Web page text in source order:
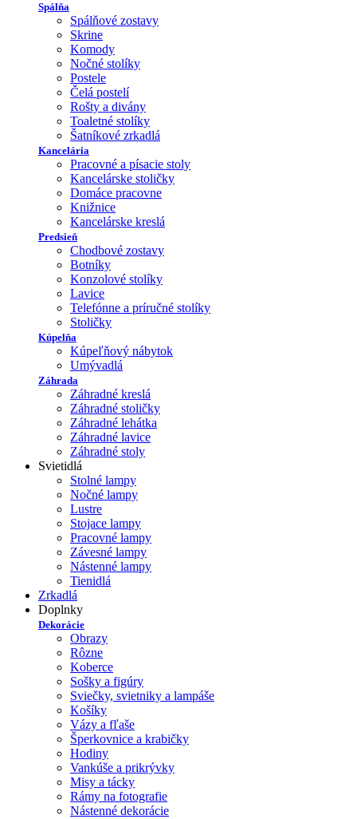
Spálňa
Spálňové zostavy
Skrine
Komody
Nočné stolíky
Postele
Čelá postelí
Rošty a divány
Toaletné stolíky
Šatníkové zrkadlá
Kancelária
Pracovné a písacie stoly
Kancelárske stoličky
Domáce pracovne
Knižnice
Kancelárske kreslá
Predsieň
Chodbové zostavy
Botníky
Konzolové stolíky
Lavice
Telefónne a príručné stolíky
Stoličky
Kúpelňa
Kúpeľňový nábytok
Umývadlá
Záhrada
Záhradné kreslá
Záhradné stoličky
Záhradné lehátka
Záhradné lavice
Záhradné stoly
Svietidlá
Stolné lampy
Nočné lampy
Lustre
Stojace lampy
Pracovné lampy
Závesné lampy
Nástenné lampy
Tienidlá
Zrkadlá
Doplnky
Dekorácie
Obrazy
Rôzne
Koberce
Sošky a figúry
Sviečky, svietniky a lampáše
Košíky
Vázy a fľaše
Šperkovnice a krabičky
Hodiny
Vankúše a prikrývky
Misy a tácky
Rámy na fotografie
Nástenné dekorácie